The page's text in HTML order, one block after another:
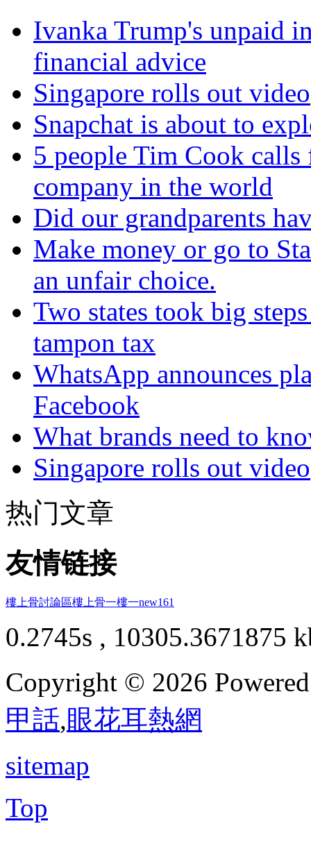
Ivanka Trump's unpaid
financial advice
Singapore rolls out video
Snapchat is about to
5 people Tim Cook
company in the world
Did our grandparents
Make money or go to
an unfair choice.
Two states took big
tampon tax
WhatsApp announces
Facebook
What brands need to
Singapore rolls out video
热门文章
友情链接
樓上骨討論區樓上骨一樓一new161
0.2745s , 10305.3671875
Copyright © 2026
甲話,眼花耳熱網
sitemap
Top